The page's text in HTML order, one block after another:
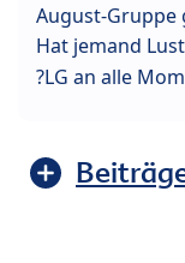
August-Gruppe
Hat jemand
?LG an alle